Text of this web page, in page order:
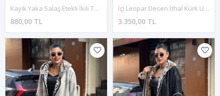
Kayık Yaka Salaş Etekli İkili Takım-Bordo
880,00 TL
İçi Leopar Desen İthal Kürk Uzun Kaban-Kahve
3.350,00 TL